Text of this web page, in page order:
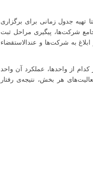
جدول زمانی برای برگزاری
شرکت‌ها، پیگیری مراحل ثبت
به شرکت‌ها و عندالاستقضاء
از واحدها، عملکرد آن واحد
هر بخش، نتیجه‌ی رفتار